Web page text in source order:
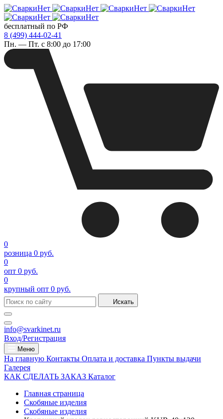
бесплатный по РФ
8 (499) 444-02-41
Пн. — Пт. с 8:00 до 17:00
0
розница 0 руб.
0
опт 0 руб.
0
крупный опт 0 руб.
Искать
info@svarkinet.ru
Вход/Регистрация
Меню
На главную Контакты Оплата и доставка Пункты выдачи
Галерея
КАК СДЕЛАТЬ ЗАКАЗ Каталог
Главная страница
Скобяные изделия
Скобяные изделия